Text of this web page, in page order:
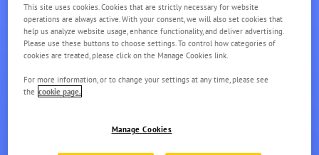
SALAMÈCHE
This site uses cookies. Cookies that are strictly necessary for website
operations are always active. With your consent, we will also set cookies that
help us analyze website usage, enhance functionality, and deliver advertising.
Please use these buttons to choose settings. To control how categories of
cookies are treated, please click on the Manage Cookies link.
For more information, or to change your settings at any time, please see
the cookie page.
Manage Cookies